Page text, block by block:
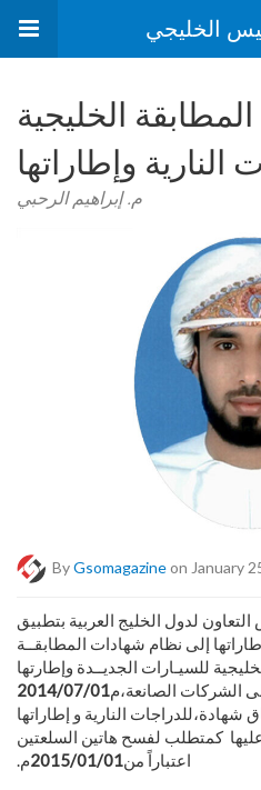
الخليجي
الخليجية
النارية وإطاراتها
م. إبراهيم الرحبي
ByGsomagazineon January
‬الخليجية‭ ‬للسيـارات‭ ‬الجديــدة‭ ‬وإطارتها،‭ ‬اعتباراً‭ ‬من‭ ‬تاريخ‭
2014/07/01م،‭ ‬وذلك‭ ‬بإرسال‭ ‬قرار‭ ‬التعيين‭ ‬الى‭ ‬الشركات‭ ‬الصانعة‭
‬للدراجات‭ ‬النارية‭ ‬و‭ ‬إطاراتها،‭ ‬طالبة‭ ‬الالتزام‭ ‬بشرط‭ ‬إرفاق‭ ‬شهادة‭
‬اعتباراً‭ ‬من
2015/01/01